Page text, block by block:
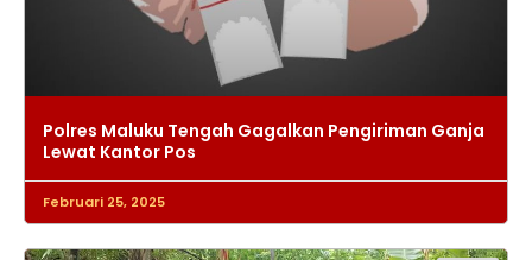
Polres Maluku Tengah Gagalkan Pengiriman Ganja
Lewat Kantor Pos
Februari 25, 2025